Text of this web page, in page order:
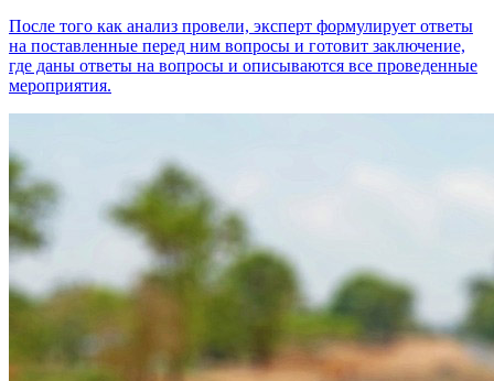
После того как анализ провели, эксперт формулирует ответы
на поставленные перед ним вопросы и готовит заключение,
где даны ответы на вопросы и описываются все проведенные
мероприятия.